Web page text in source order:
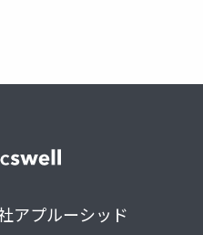
アプルーシッド